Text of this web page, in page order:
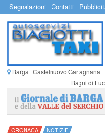
Segnalazioni Contatti
Barga Castelnuovo Garfagnana
Bagni di
CRONACA NOTIZIE